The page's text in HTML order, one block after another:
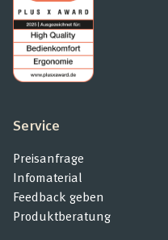
Service
Preisanfrage
Infomaterial
Feedback geben
Produktberatung